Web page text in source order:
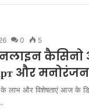
0 5
और मनोरंजन
के लाभ और विशेषताएं आज के